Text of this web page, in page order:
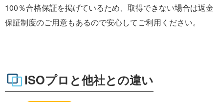
100％合格保証を掲げているため、取得できない場合は返金
保証制度のご用意もあるので安心してご利用ください。
ISOプロと他社との違い